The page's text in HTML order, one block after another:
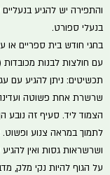
והתפירה יש להגיע בנעליים
בנעלי ספורט.
בחגי חודש בית ספריים או
עם חולצות לבנות מכובדות
תכשיטים: ניתן להגיע עם
שרשרת אחת פשוטה
הצמוד ליד. סעיף זה נובע
לתמוך במראה צנוע ופשוט.
ושרשראות גסות ואין
על הגוף להיות נקי מלק,